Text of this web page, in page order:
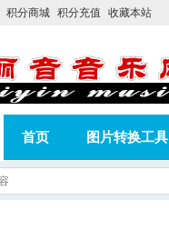
积分商城 积分充值 收藏本站
首页 图片转换工具